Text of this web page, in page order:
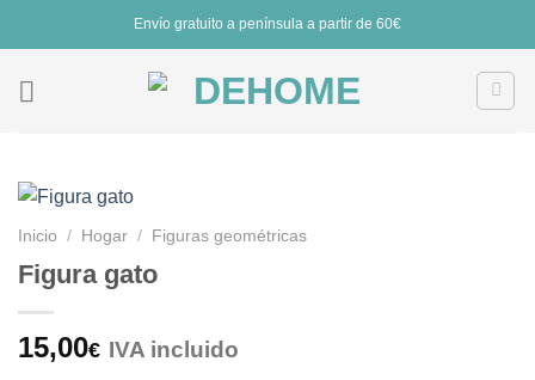
Envío gratuito a península a partir de 60€
Inicio / Hogar / Figuras geométricas
Figura gato
15,00€ IVA incluido